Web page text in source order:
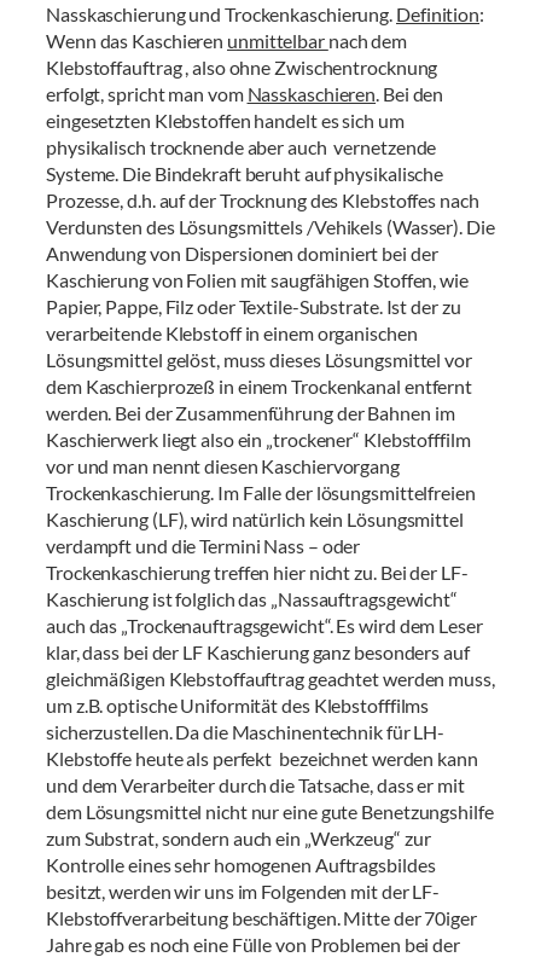
Nasskaschierung und Trockenkaschierung. Definition:
Wenn das Kaschieren unmittelbar nach dem
Klebstoffauftrag , also ohne Zwischentrocknung
erfolgt, spricht man vom Nasskaschieren. Bei den
eingesetzten Klebstoffen handelt es sich um
physikalisch trocknende aber auch vernetzende
Systeme. Die Bindekraft beruht auf physikalische
Prozesse, d.h. auf der Trocknung des Klebstoffes nach
Verdunsten des Lösungsmittels /Vehikels (Wasser). Die
Anwendung von Dispersionen dominiert bei der
Kaschierung von Folien mit saugfähigen Stoffen, wie
Papier, Pappe, Filz oder Textile-Substrate. Ist der zu
verarbeitende Klebstoff in einem organischen
Lösungsmittel gelöst, muss dieses Lösungsmittel vor
dem Kaschierprozeß in einem Trockenkanal entfernt
werden. Bei der Zusammenführung der Bahnen im
Kaschierwerk liegt also ein „trockener“ Klebstofffilm
vor und man nennt diesen Kaschiervorgang
Trockenkaschierung. Im Falle der lösungsmittelfreien
Kaschierung (LF), wird natürlich kein Lösungsmittel
verdampft und die Termini Nass – oder
Trockenkaschierung treffen hier nicht zu. Bei der LF-
Kaschierung ist folglich das „Nassauftragsgewicht“
auch das „Trockenauftragsgewicht“. Es wird dem Leser
klar, dass bei der LF Kaschierung ganz besonders auf
gleichmäßigen Klebstoffauftrag geachtet werden muss,
um z.B. optische Uniformität des Klebstofffilms
sicherzustellen. Da die Maschinentechnik für LH-
Klebstoffe heute als perfekt bezeichnet werden kann
und dem Verarbeiter durch die Tatsache, dass er mit
dem Lösungsmittel nicht nur eine gute Benetzungshilfe
zum Substrat, sondern auch ein „Werkzeug“ zur
Kontrolle eines sehr homogenen Auftragsbildes
besitzt, werden wir uns im Folgenden mit der LF-
Klebstoffverarbeitung beschäftigen. Mitte der 70iger
Jahre gab es noch eine Fülle von Problemen bei der